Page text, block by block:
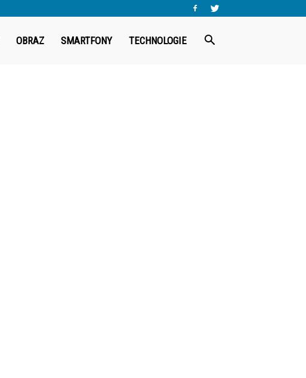
OBRAZ SMARTFONY TECHNOLOGIE